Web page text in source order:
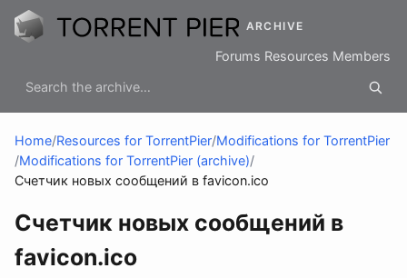
ARCHIVE
Forums Resources Members
Home/Resources for TorrentPier/Modifications for TorrentPier
/Modifications for TorrentPier (archive)/
Счетчик новых сообщений в favicon.ico
Счетчик новых сообщений в
favicon.ico